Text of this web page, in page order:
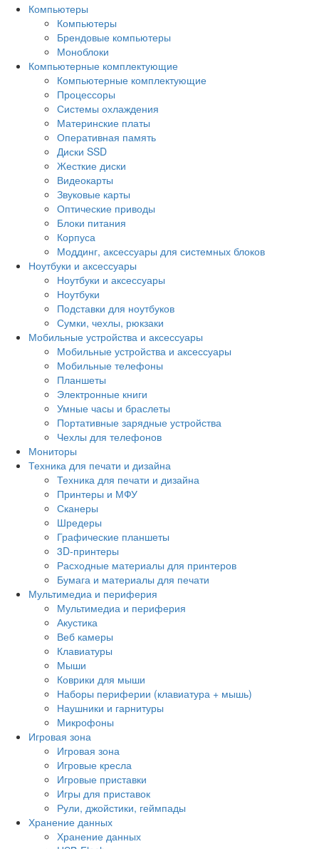
Компьютеры
Компьютеры
Брендовые компьютеры
Моноблоки
Компьютерные комплектующие
Компьютерные комплектующие
Процессоры
Системы охлаждения
Материнские платы
Оперативная память
Диски SSD
Жесткие диски
Видеокарты
Звуковые карты
Оптические приводы
Блоки питания
Корпуса
Моддинг, аксессуары для системных блоков
Ноутбуки и аксессуары
Ноутбуки и аксессуары
Ноутбуки
Подставки для ноутбуков
Сумки, чехлы, рюкзаки
Мобильные устройства и аксессуары
Мобильные устройства и аксессуары
Мобильные телефоны
Планшеты
Электронные книги
Умные часы и браслеты
Портативные зарядные устройства
Чехлы для телефонов
Мониторы
Техника для печати и дизайна
Техника для печати и дизайна
Принтеры и МФУ
Сканеры
Шредеры
Графические планшеты
3D-принтеры
Расходные материалы для принтеров
Бумага и материалы для печати
Мультимедиа и периферия
Мультимедиа и периферия
Акустика
Веб камеры
Клавиатуры
Мыши
Коврики для мыши
Наборы периферии (клавиатура + мышь)
Наушники и гарнитуры
Микрофоны
Игровая зона
Игровая зона
Игровые кресла
Игровые приставки
Игры для приставок
Рули, джойстики, геймпады
Хранение данных
Хранение данных